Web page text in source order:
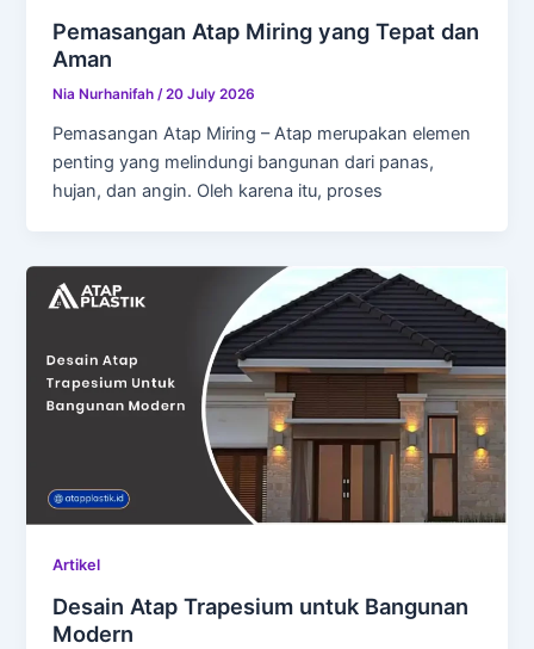
Pemasangan Atap Miring yang Tepat dan
Aman
Nia Nurhanifah/20 July 2026
Pemasangan Atap Miring – Atap merupakan elemen
penting yang melindungi bangunan dari panas,
hujan, dan angin. Oleh karena itu, proses
Artikel
Desain Atap Trapesium untuk Bangunan
Modern